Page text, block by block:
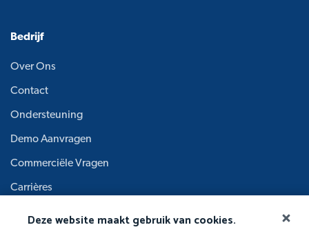
Deze website maakt gebruik van cookies.
Bedrijf
Over Ons
Contact
Ondersteuning
Demo Aanvragen
Commerciële Vragen
Carrières